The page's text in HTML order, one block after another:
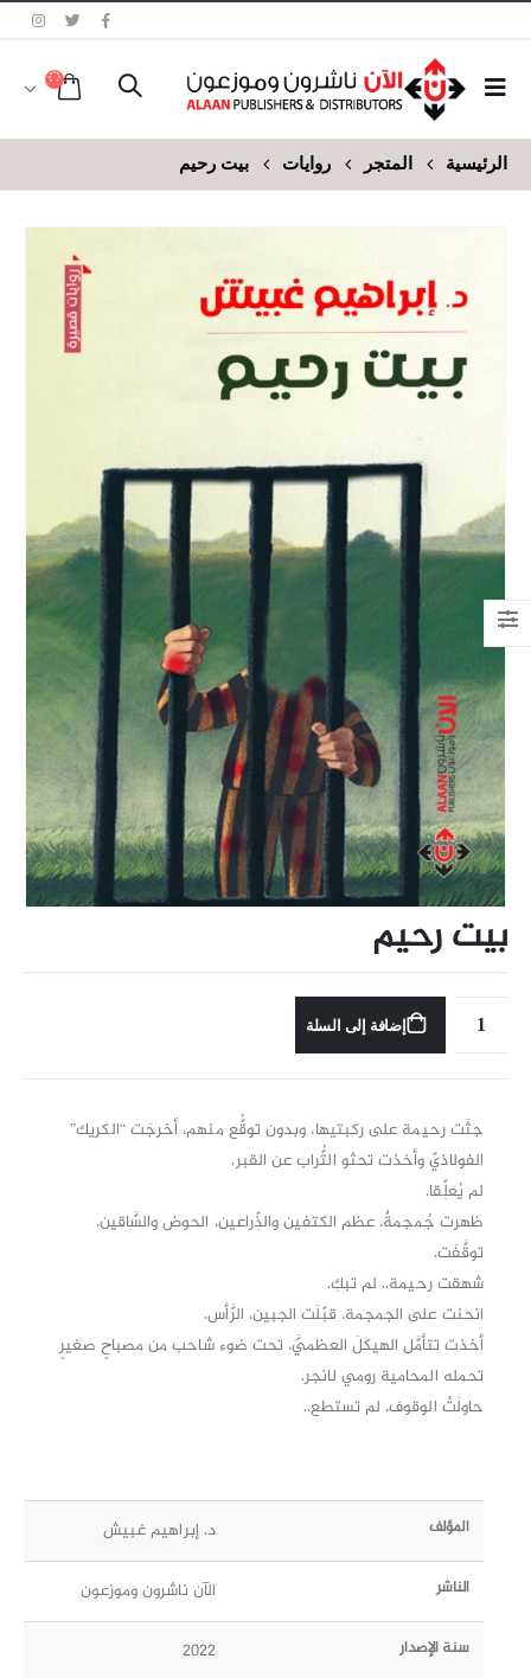
الرئيسية المتجر روايات بيت رحيم
بيت رحيم
إضافة إلى السلة
جثَت رحيمة على ركبتيها، وبدون توقُّع منهم، أخرجَت “الكريك”
الفولاذيّ وأخذت تحثو التُّراب عن القبر.
لم يُعلِّقا.
ظهرت جُمجمةٌ، عظم الكتفين والذِّراعين، الحوض والسَّاقين.
توقَّفَت.
شهقت رحيمة.. لم تبكِ.
انحنت على الجمجمة، قبّلَت الجبين، الرَّأس.
أخذت تتأمَّل الهيكلَ العظميَّ، تحت ضوء شاحب من مصباحٍ صغيرٍ
تحمله المحامية رومي لانجر.
حاولَتْ الوقوف، لم تستطع..
المؤلف د. إبراهيم غبيش
الناشر الآن ناشرون وموزعون
سنة الإصدار 2022